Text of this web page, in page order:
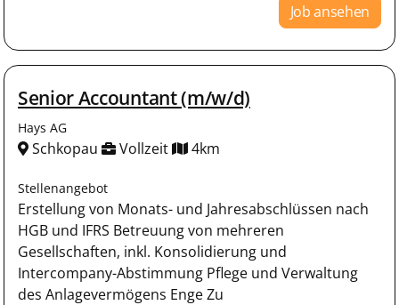
Job ansehen
Senior Accountant (m/w/d)
Hays AG
Schkopau Vollzeit 4km
Stellenangebot
Erstellung von Monats- und Jahresabschlüssen nach
HGB und IFRS Betreuung von mehreren
Gesellschaften, inkl. Konsolidierung und
Intercompany-Abstimmung Pflege und Verwaltung
des Anlagevermögens Enge Zu